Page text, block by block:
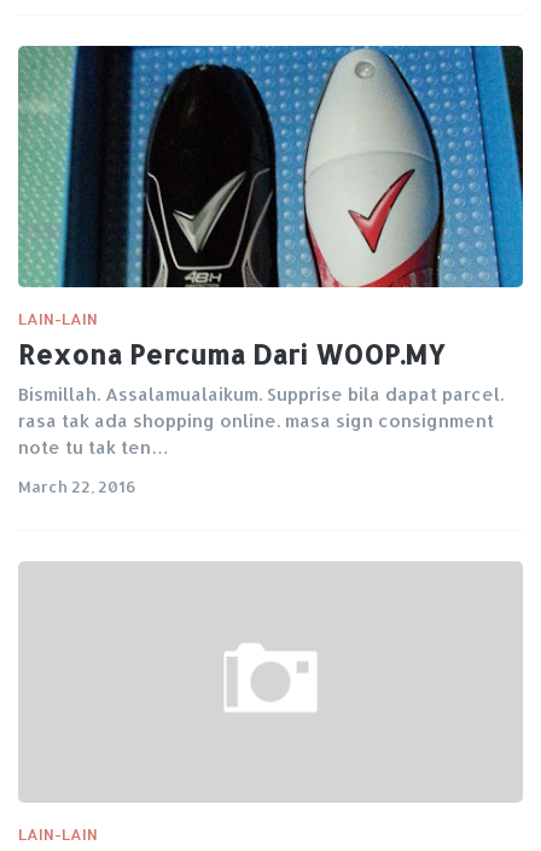
LAIN-LAIN
Rexona Percuma Dari WOOP.MY
Bismillah. Assalamualaikum. Supprise bila dapat parcel.
rasa tak ada shopping online. masa sign consignment
note tu tak ten…
March 22, 2016
LAIN-LAIN